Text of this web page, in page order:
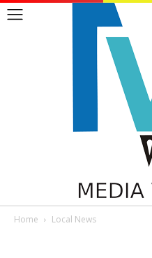
Home Local News